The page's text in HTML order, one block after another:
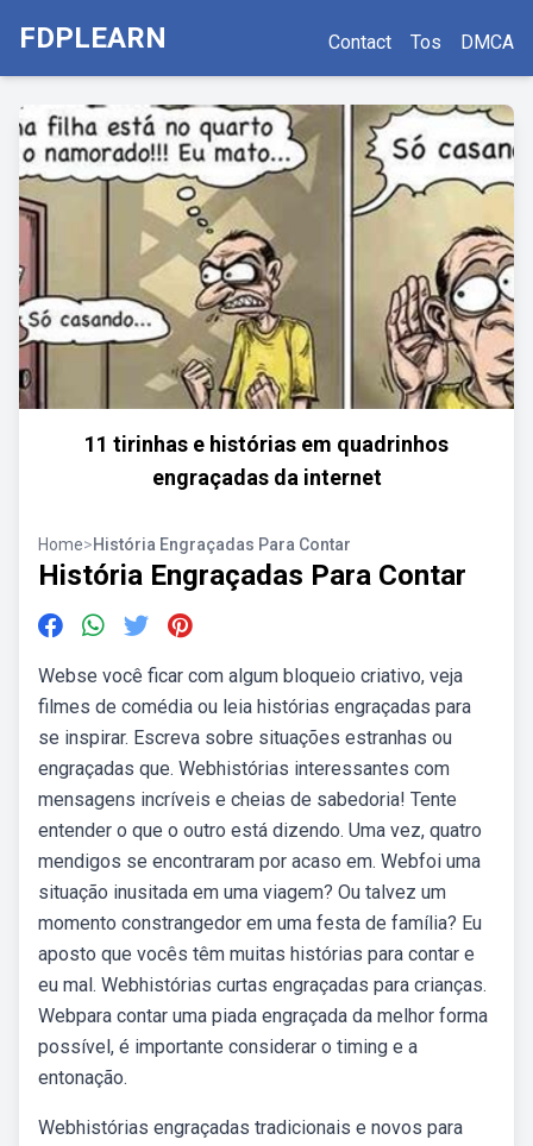
FDPLEARN Contact Tos DMCA
11 tirinhas e histórias em quadrinhos
engraçadas da internet
Home>História Engraçadas Para Contar
História Engraçadas Para Contar
Webse você ficar com algum bloqueio criativo, veja
filmes de comédia ou leia histórias engraçadas para
se inspirar. Escreva sobre situações estranhas ou
engraçadas que. Webhistórias interessantes com
mensagens incríveis e cheias de sabedoria! Tente
entender o que o outro está dizendo. Uma vez, quatro
mendigos se encontraram por acaso em. Webfoi uma
situação inusitada em uma viagem? Ou talvez um
momento constrangedor em uma festa de família? Eu
aposto que vocês têm muitas histórias para contar e
eu mal. Webhistórias curtas engraçadas para crianças.
Webpara contar uma piada engraçada da melhor forma
possível, é importante considerar o timing e a
entonação.
Webhistórias engraçadas tradicionais e novos para